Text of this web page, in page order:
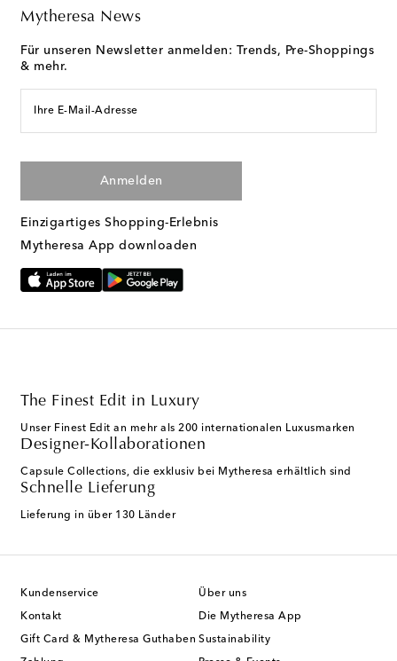
Mytheresa News
Für unseren Newsletter anmelden: Trends, Pre-Shoppings
& mehr.
Ihre E-Mail-Adresse
Anmelden
Einzigartiges Shopping-Erlebnis
Mytheresa App downloaden
The Finest Edit in Luxury
Unser Finest Edit an mehr als 200 internationalen Luxusmarken
Designer-Kollaborationen
Capsule Collections, die exklusiv bei Mytheresa erhältlich sind
Schnelle Lieferung
Lieferung in über 130 Länder
Kundenservice
Kontakt
Gift Card & Mytheresa Guthaben
Über uns
Die Mytheresa App
Sustainability